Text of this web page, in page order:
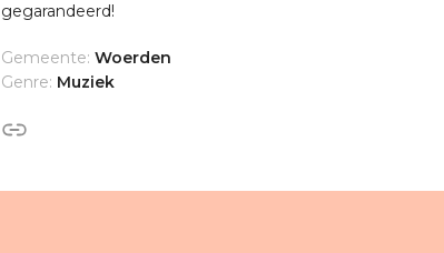
gegarandeerd!
Gemeente: Woerden
Genre: Muziek